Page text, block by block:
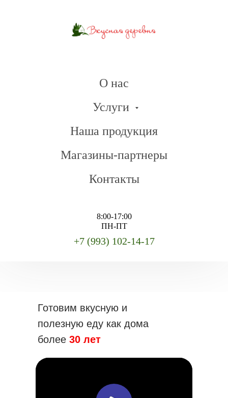
О нас
Услуги
Наша продукция
Магазины-партнеры
Контакты
8:00-17:00
ПН-ПТ
+7 (993) 102-14-17
30 лет
Готовим вкусную и
полезную еду как дома
более